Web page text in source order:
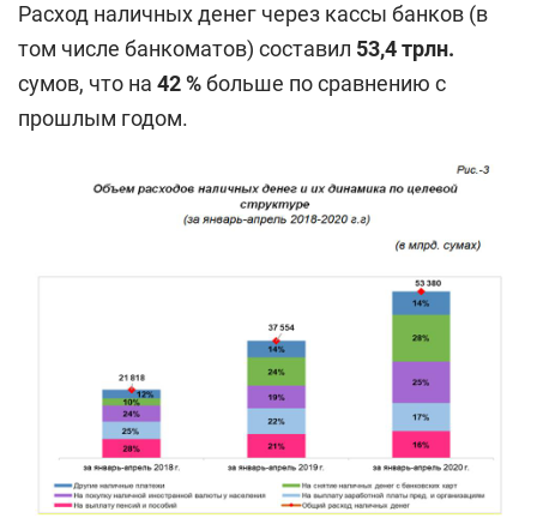
Расход наличных денег через кассы банков (в
том числе банкоматов) составил 53,4трлн.
сумов, что на 42%больше по сравнению с
прошлым годом.